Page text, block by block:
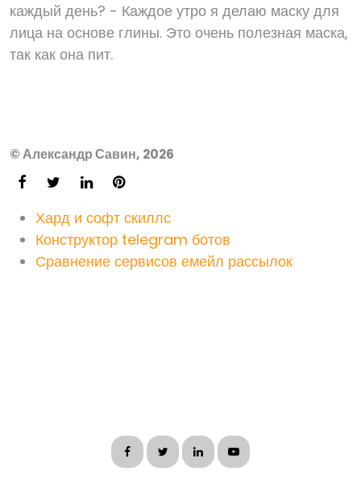
каждый день? - Каждое утро я делаю маску для
лица на основе глины. Это очень полезная маска,
так как она пит.
© Александр Савин, 2026
Хард и софт скиллс
Конструктор telegram ботов
Сравнение сервисов емейл рассылок